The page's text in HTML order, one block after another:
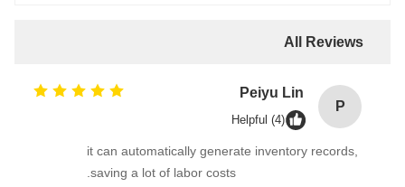
All Reviews
P
Peiyu Lin
Helpful (4)
it can automatically generate inventory records,
saving a lot of labor costs.